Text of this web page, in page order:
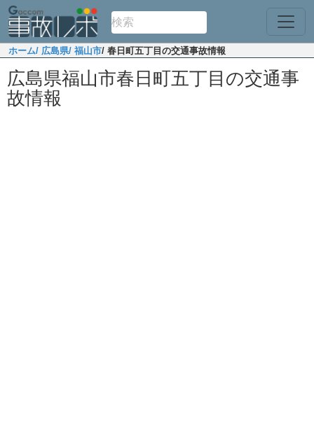
ホーム/ 広島県/ 福山市/ 春日町五丁目の交通事故情報
広島県福山市春日町五丁目の交通事
故情報